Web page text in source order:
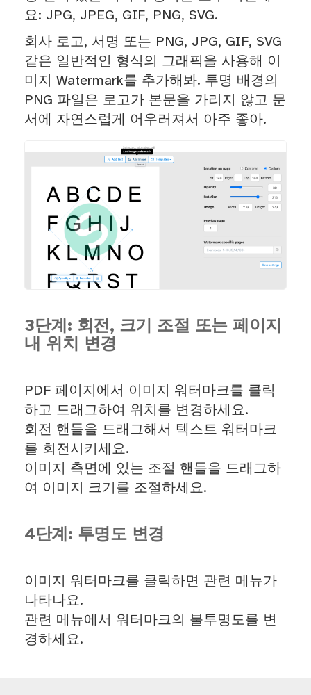
요: JPG, JPEG, GIF, PNG, SVG.
회사 로고, 서명 또는 PNG, JPG, GIF, SVG
같은 일반적인 형식의 그래픽을 사용해 이
미지 Watermark를 추가해봐. 투명 배경의
PNG 파일은 로고가 본문을 가리지 않고 문
서에 자연스럽게 어우러져서 아주 좋아.
3단계: 회전, 크기 조절 또는 페이지
내 위치 변경
PDF 페이지에서 이미지 워터마크를 클릭
하고 드래그하여 위치를 변경하세요.
회전 핸들을 드래그해서 텍스트 워터마크
를 회전시키세요.
이미지 측면에 있는 조절 핸들을 드래그하
여 이미지 크기를 조절하세요.
4단계: 투명도 변경
이미지 워터마크를 클릭하면 관련 메뉴가
나타나요.
관련 메뉴에서 워터마크의 불투명도를 변
경하세요.